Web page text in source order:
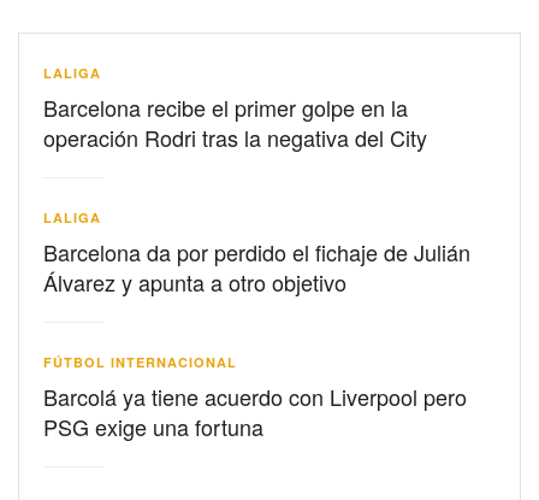
LALIGA
Barcelona recibe el primer golpe en la
operación Rodri tras la negativa del City
LALIGA
Barcelona da por perdido el fichaje de Julián
Álvarez y apunta a otro objetivo
FÚTBOL INTERNACIONAL
Barcolá ya tiene acuerdo con Liverpool pero
PSG exige una fortuna